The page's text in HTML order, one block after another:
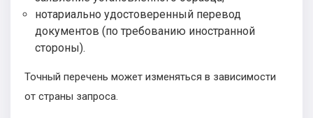
нотариально удостоверенный перевод
документов (по требованию иностранной
стороны).
Точный перечень может изменяться в зависимости
от страны запроса.